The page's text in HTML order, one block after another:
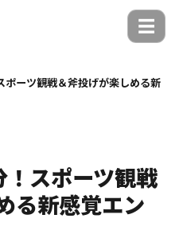
☰
ポーツ観戦＆斧投げが楽しめる新
スポーツ観戦
る新感覚エン